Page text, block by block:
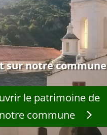
sur notre commune
le patrimoine de
notre commune